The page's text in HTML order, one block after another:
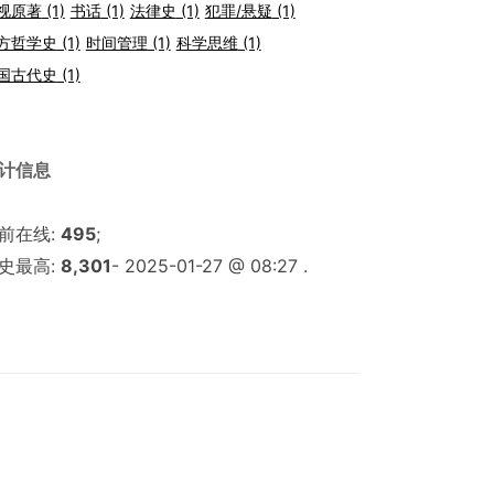
原著(1) 书话(1) 法律史 (1) 犯罪/悬疑 (1)
哲学史 (1) 时间管理 (1) 科学思维(1)
古代史 (1)
信息
在线: 495;
最高: 8,301- 2025-01-27 @ 08:27 .